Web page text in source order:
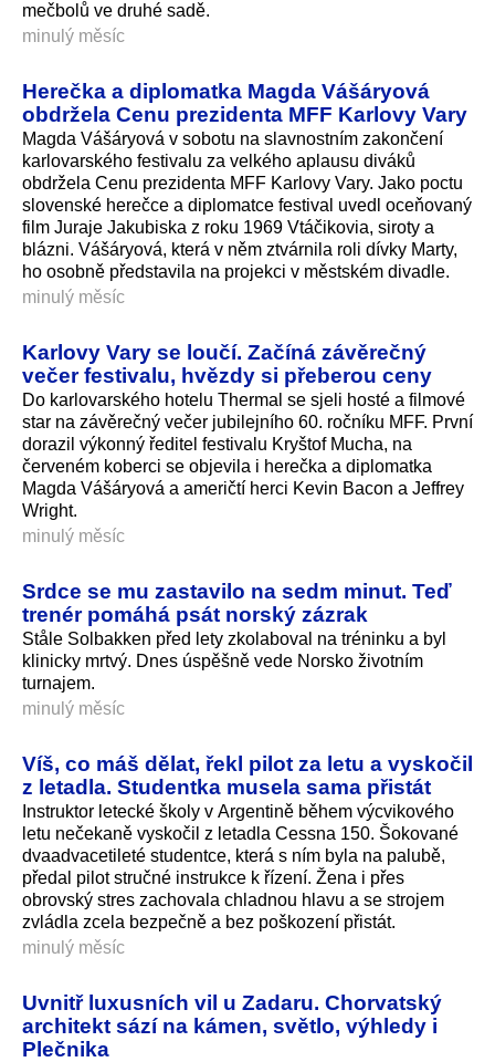
mečbolů ve druhé sadě.
minulý měsíc
Herečka a diplomatka Magda Vášáryová
obdržela Cenu prezidenta MFF Karlovy Vary
Magda Vášáryová v sobotu na slavnostním zakončení
karlovarského festivalu za velkého aplausu diváků
obdržela Cenu prezidenta MFF Karlovy Vary. Jako poctu
slovenské herečce a diplomatce festival uvedl oceňovaný
film Juraje Jakubiska z roku 1969 Vtáčikovia, siroty a
blázni. Vášáryová, která v něm ztvárnila roli dívky Marty,
ho osobně představila na projekci v městském divadle.
minulý měsíc
Karlovy Vary se loučí. Začíná závěrečný
večer festivalu, hvězdy si přeberou ceny
Do karlovarského hotelu Thermal se sjeli hosté a filmové
star na závěrečný večer jubilejního 60. ročníku MFF. První
dorazil výkonný ředitel festivalu Kryštof Mucha, na
červeném koberci se objevila i herečka a diplomatka
Magda Vášáryová a američtí herci Kevin Bacon a Jeffrey
Wright.
minulý měsíc
Srdce se mu zastavilo na sedm minut. Teď
trenér pomáhá psát norský zázrak
Ståle Solbakken před lety zkolaboval na tréninku a byl
klinicky mrtvý. Dnes úspěšně vede Norsko životním
turnajem.
minulý měsíc
Víš, co máš dělat, řekl pilot za letu a vyskočil
z letadla. Studentka musela sama přistát
Instruktor letecké školy v Argentině během výcvikového
letu nečekaně vyskočil z letadla Cessna 150. Šokované
dvaadvacetileté studentce, která s ním byla na palubě,
předal pilot stručné instrukce k řízení. Žena i přes
obrovský stres zachovala chladnou hlavu a se strojem
zvládla zcela bezpečně a bez poškození přistát.
minulý měsíc
Uvnitř luxusních vil u Zadaru. Chorvatský
architekt sází na kámen, světlo, výhledy i
Plečnika